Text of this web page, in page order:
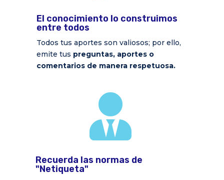
El conocimiento lo construimos
entre todos
Todos tus aportes son valiosos; por ello,
emite tus preguntas, aportes o
comentarios de manera respetuosa.

Recuerda las normas de
"Netiqueta"